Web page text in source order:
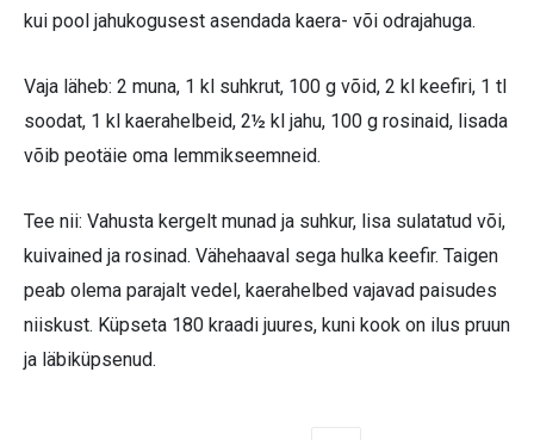
kui pool jahukogusest asendada kaera- või odrajahuga.
Vaja läheb: 2 muna, 1 kl suhkrut, 100 g võid, 2 kl keefiri, 1 tl
soodat, 1 kl kaerahelbeid, 2½ kl jahu, 100 g rosinaid, lisada
võib peotäie oma lemmikseemneid.
Tee nii: Vahusta kergelt munad ja suhkur, lisa sulatatud või,
kuivained ja rosinad. Vähehaaval sega hulka keefir. Taigen
peab olema parajalt vedel, kaerahelbed vajavad paisudes
niiskust. Küpseta 180 kraadi juures, kuni kook on ilus pruun
ja läbiküpsenud.